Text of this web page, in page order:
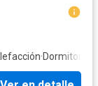
·Dormitorio